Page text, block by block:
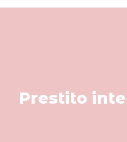
Prestito